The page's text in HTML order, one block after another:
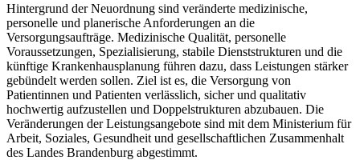
Hintergrund der Neuordnung sind veränderte medizinische,
personelle und planerische Anforderungen an die
Versorgungsaufträge. Medizinische Qualität, personelle
Voraussetzungen, Spezialisierung, stabile Dienststrukturen und die
künftige Krankenhausplanung führen dazu, dass Leistungen stärker
gebündelt werden sollen. Ziel ist es, die Versorgung von
Patientinnen und Patienten verlässlich, sicher und qualitativ
hochwertig aufzustellen und Doppelstrukturen abzubauen. Die
Veränderungen der Leistungsangebote sind mit dem Ministerium für
Arbeit, Soziales, Gesundheit und gesellschaftlichen Zusammenhalt
des Landes Brandenburg abgestimmt.